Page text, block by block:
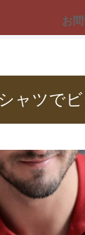
お
ャツで